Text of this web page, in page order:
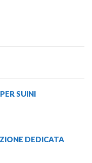
SUINI
DEDICATA